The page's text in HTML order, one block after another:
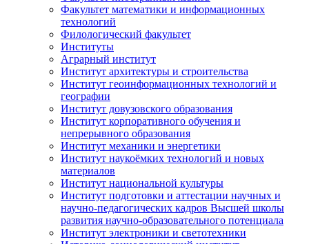
Факультет математики и информационных
технологий
Филологический факультет
Институты
Аграрный институт
Институт архитектуры и строительства
Институт геоинформационных технологий и
географии
Институт довузовского образования
Институт корпоративного обучения и
непрерывного образования
Институт механики и энергетики
Институт наукоёмких технологий и новых
материалов
Институт национальной культуры
Институт подготовки и аттестации научных и
научно-педагогических кадров Высшей школы
развития научно-образовательного потенциала
Институт электроники и светотехники